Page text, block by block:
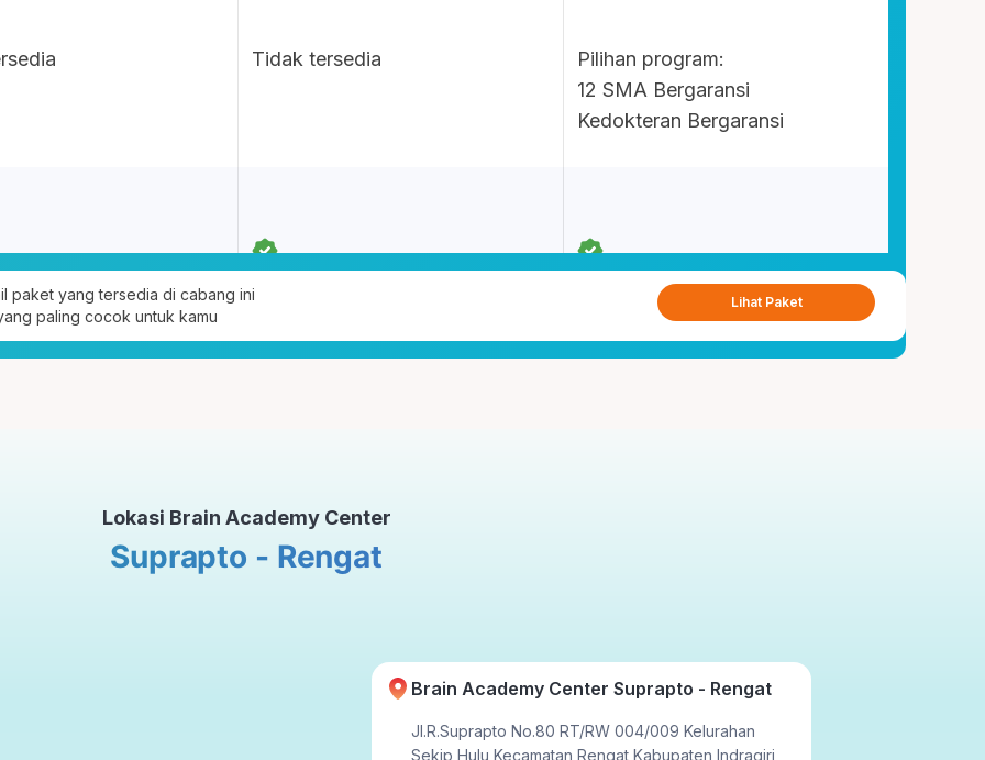
Tidak tersedia
Pilihan program:
12 SMA Bergaransi
Kedokteran Bergaransi
Tatap Muka
23x setahun
paket yang tersedia di cabang ini
paling cocok untuk kamu
Lihat Paket
Lokasi Brain Academy Center
Suprapto - Rengat
Brain Academy Center Suprapto - Rengat
Jl.R.Suprapto No.80 RT/RW 004/009 Kelurahan
Sekip Hulu Kecamatan Rengat Kabupaten Indragiri